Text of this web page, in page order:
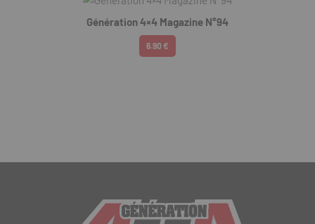
Génération 4×4 Magazine N°94
6.90 €